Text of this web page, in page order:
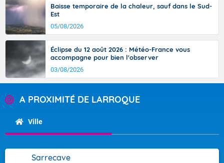
Baisse temporaire de la chaleur, sauf dans le Sud-
Est
05/08/2026
Éclipse du 12 août 2026 : Météo-France vous
accompagne pour bien l'observer
03/08/2026
A PROXIMITÉ DE LARROQUE
Ville
Sarrecave